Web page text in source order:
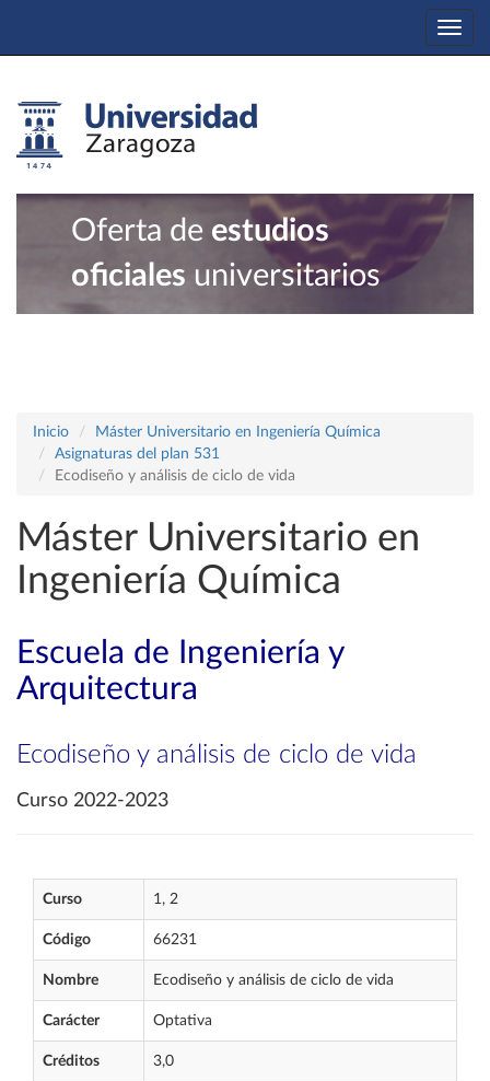
Oferta de estudios
oficiales universitarios
Inicio
Máster Universitario en Ingeniería Química
Asignaturas del plan 531
Ecodiseño y análisis de ciclo de vida
Máster Universitario en
Ingeniería Química
Escuela de Ingeniería y
Arquitectura
Ecodiseño y análisis de ciclo de vida
Curso 2022-2023
Curso 1, 2
Código 66231
Nombre Ecodiseño y análisis de ciclo de vida
Carácter Optativa
Créditos 3,0